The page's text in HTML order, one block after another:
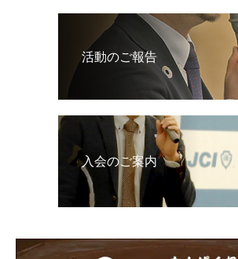
活動のご報告
入会のご案内